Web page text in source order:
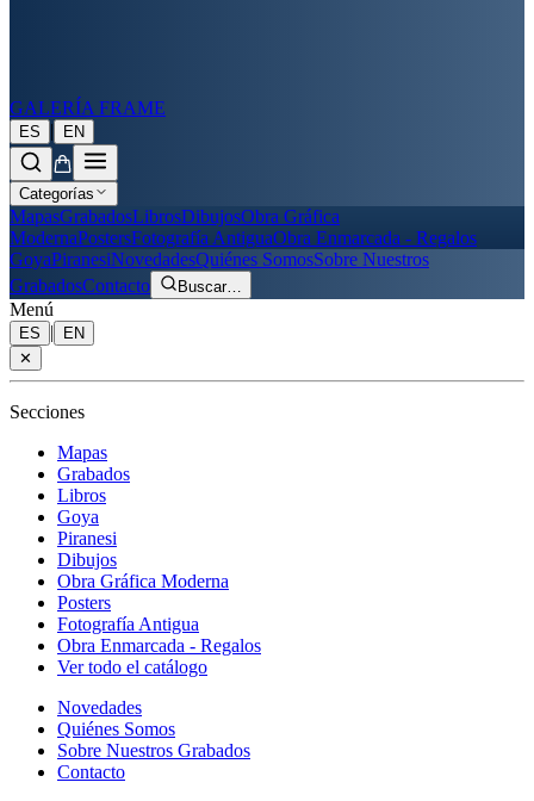
GALERÍA FRAME
ES | EN
Categorías
MapasGrabadosLibrosDibujosObra Gráfica
ModernaPostersFotografía AntiguaObra Enmarcada - Regalos
GoyaPiranesiNovedadesQuiénes SomosSobre Nuestros
GrabadosContacto Buscar…
Menú
ES |
EN
✕
Secciones
Mapas
Grabados
Libros
Goya
Piranesi
Dibujos
Obra Gráfica Moderna
Posters
Fotografía Antigua
Obra Enmarcada - Regalos
Ver todo el catálogo
Novedades
Quiénes Somos
Sobre Nuestros Grabados
Contacto